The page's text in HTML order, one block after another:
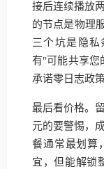
接后连续播放
的节点是物理
三个坑是隐
有"可能共享您
承诺零日志政
最后看价格。
元的要警惕，
餐通常最划算
宜，但能解锁